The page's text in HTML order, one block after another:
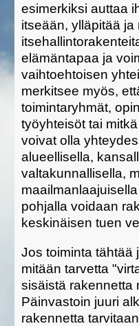
esimerkiksi auttaa
itseään, ylläpitää
elämäntapaa ja
vaihtoehtoisen
merkitsee myös,
toimintaryhmät,
työyhteisöt tai
voivat olla
alueellisella,
valtakunnallisella,
pohjalla voidaan
keskinäisen tuen
Jos toiminta tähtää
mitään tarvetta
sisäistä rakennetta
Päinvastoin juuri
rakennetta